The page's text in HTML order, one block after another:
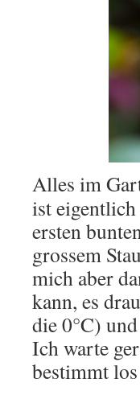
Alles im
ist
ersten
grossem
mich aber
kann, es
die 0°C)
Ich warte
bestimmt